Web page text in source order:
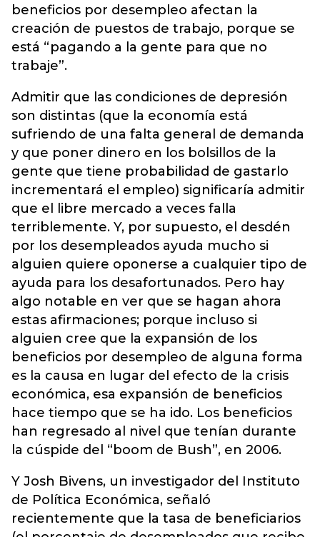
beneficios por desempleo afectan la
creación de puestos de trabajo, porque se
está “pagando a la gente para que no
trabaje”.
Admitir que las condiciones de depresión
son distintas (que la economía está
sufriendo de una falta general de demanda
y que poner dinero en los bolsillos de la
gente que tiene probabilidad de gastarlo
incrementará el empleo) significaría admitir
que el libre mercado a veces falla
terriblemente. Y, por supuesto, el desdén
por los desempleados ayuda mucho si
alguien quiere oponerse a cualquier tipo de
ayuda para los desafortunados. Pero hay
algo notable en ver que se hagan ahora
estas afirmaciones; porque incluso si
alguien cree que la expansión de los
beneficios por desempleo de alguna forma
es la causa en lugar del efecto de la crisis
económica, esa expansión de beneficios
hace tiempo que se ha ido. Los beneficios
han regresado al nivel que tenían durante
la cúspide del “boom de Bush”, en 2006.
Y Josh Bivens, un investigador del Instituto
de Política Económica, señaló
recientemente que la tasa de beneficiarios